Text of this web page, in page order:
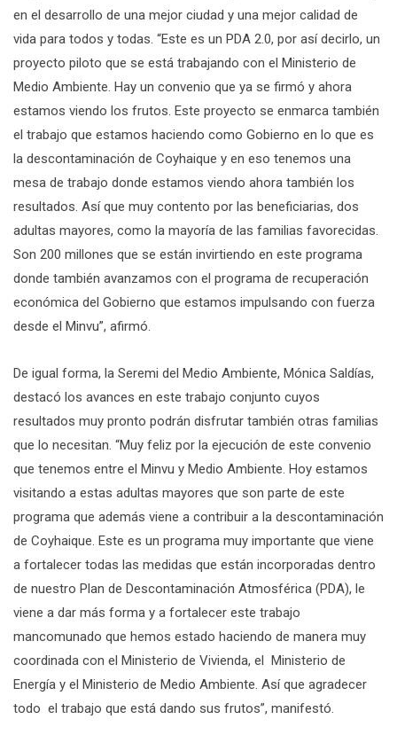
en el desarrollo de una mejor ciudad y una mejor calidad de
vida para todos y todas. “Este es un PDA 2.0, por así decirlo, un
proyecto piloto que se está trabajando con el Ministerio de
Medio Ambiente. Hay un convenio que ya se firmó y ahora
estamos viendo los frutos. Este proyecto se enmarca también
el trabajo que estamos haciendo como Gobierno en lo que es
la descontaminación de Coyhaique y en eso tenemos una
mesa de trabajo donde estamos viendo ahora también los
resultados. Así que muy contento por las beneficiarias, dos
adultas mayores, como la mayoría de las familias favorecidas.
Son 200 millones que se están invirtiendo en este programa
donde también avanzamos con el programa de recuperación
económica del Gobierno que estamos impulsando con fuerza
desde el Minvu”, afirmó.
De igual forma, la Seremi del Medio Ambiente, Mónica Saldías,
destacó los avances en este trabajo conjunto cuyos
resultados muy pronto podrán disfrutar también otras familias
que lo necesitan. “Muy feliz por la ejecución de este convenio
que tenemos entre el Minvu y Medio Ambiente. Hoy estamos
visitando a estas adultas mayores que son parte de este
programa que además viene a contribuir a la descontaminación
de Coyhaique. Este es un programa muy importante que viene
a fortalecer todas las medidas que están incorporadas dentro
de nuestro Plan de Descontaminación Atmosférica (PDA), le
viene a dar más forma y a fortalecer este trabajo
mancomunado que hemos estado haciendo de manera muy
coordinada con el Ministerio de Vivienda, el Ministerio de
Energía y el Ministerio de Medio Ambiente. Así que agradecer
todo el trabajo que está dando sus frutos”, manifestó.